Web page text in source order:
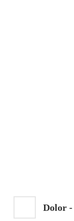
Dolor